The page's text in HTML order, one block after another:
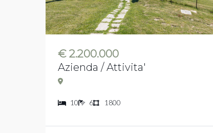
€ 2.200.000
Azienda / Attivita'
10 6 1800